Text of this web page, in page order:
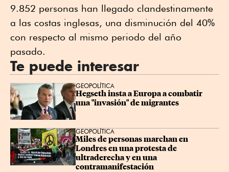
9.852 personas han llegado clandestinamente
a las costas inglesas, una disminución del 40%
con respecto al mismo periodo del año
pasado.
Te puede interesar
GEOPOLÍTICA
Hegseth insta a Europa a combatir
una "invasión" de migrantes
GEOPOLÍTICA
Miles de personas marchan en
Londres en una protesta de
ultraderecha y en una
contramanifestación